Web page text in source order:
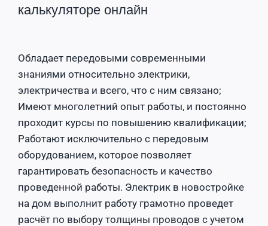
калькуляторе онлайн
Обладает передовыми современными
знаниями относительно электрики,
электричества и всего, что с ним связано;
Имеют многолетний опыт работы, и постоянно
проходит курсы по повышению квалификации;
Работают исключительно с передовым
оборудованием, которое позволяет
гарантировать безопасность и качество
проведенной работы. Электрик в новостройке
на дом выполнит работу грамотно проведет
расчёт по выбору толщины проводов с учетом